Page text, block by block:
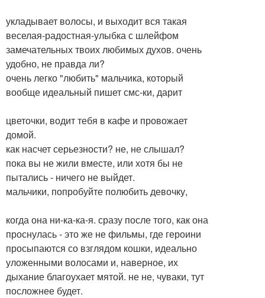
укладывает волосы, и выходит вся такая
веселая-радостная-улыбка с шлейфом
замечательных твоих любимых духов. очень
удобно, не правда ли?
очень легко "любить" мальчика, который
вообще идеальный пишет смс-ки, дарит
цветочки, водит тебя в кафе и провожает
домой.
как насчет серьезности? не, не слышал?
пока вы не жили вместе, или хотя бы не
пытались - ничего не выйдет.
мальчики, попробуйте полюбить девочку,
когда она ни-ка-ка-я. сразу после того, как она
проснулась - это же не фильмы, где героини
просыпаются со взглядом кошки, идеально
уложенными волосами и, наверное, их
дыхание благоухает мятой. не не, чуваки, тут
посложнее будет.